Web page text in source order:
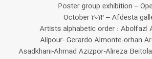
Poster group exhibition –
October 2014 – Afdesta
Artists alphabetic order : Abolfazl
Alipour- Gerardo Almonte-orhan
Asadkhani-Ahmad Azizpor-Alireza